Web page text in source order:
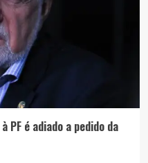
PF é adiado a pedido da